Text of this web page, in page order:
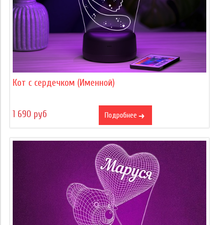
Кот с сердечком (Именной)
1 690 руб Подробнее